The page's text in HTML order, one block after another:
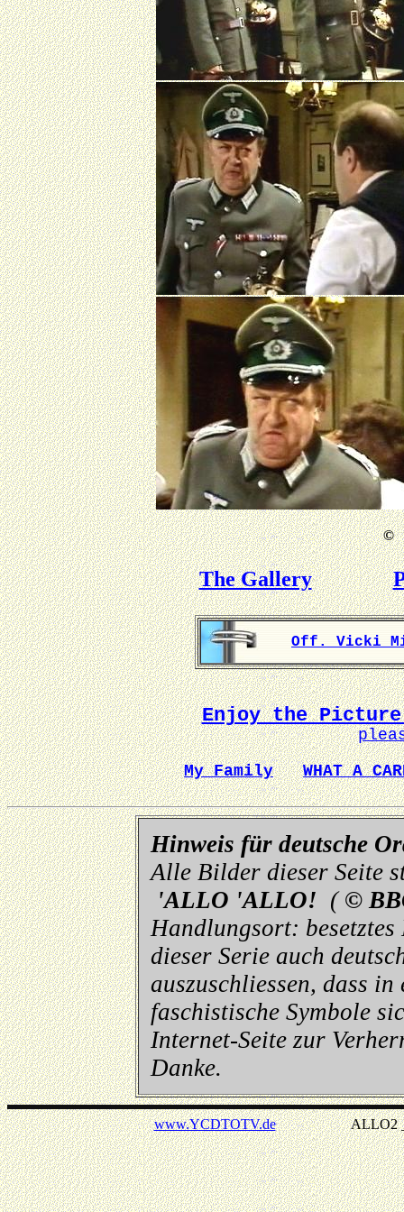
©
The Gallery
Off. Vicki
Enjoy the Picture
My Family
WHAT A
Hinweis für deutsche
Alle Bilder dieser Seite
'ALLO 'ALLO! ( ©
Handlungsort:
dieser Serie auch
auszuschliessen, dass in
faschistische Symbole
Internet-Seite zur
Danke.
www.YCDTOTV.deALLO2 _